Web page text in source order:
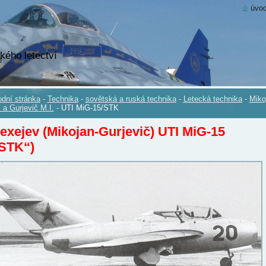
letectví
stránka - Technika - sovětská a ruská technika - Letecká technika -
a Gurjevič M.I. - UTI MiG-15/STK
(Mikojan-Gurjevič) UTI MiG-15